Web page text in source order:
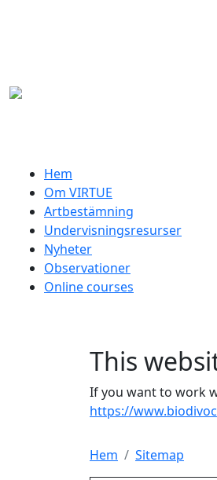
Swedish menu
Hem
Om VIRTUE
Artbestämning
Undervisningsresurser
Nyheter
Observationer
Online courses
This
If you want to work
https://
Hem Sitemap